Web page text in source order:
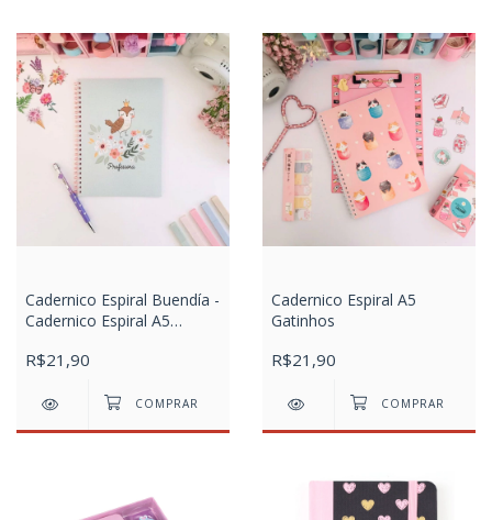
Cadernico Espiral Buendía -
Cadernico Espiral A5
R$21,90
Cadernico Espiral A5
Gatinhos
R$21,90